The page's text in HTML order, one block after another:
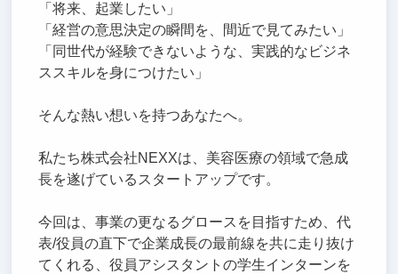
「将来、起業したい」
「経営の意思決定の瞬間を、間近で見てみたい」
「同世代が経験できないような、実践的なビジネ
ススキルを身につけたい」
そんな熱い想いを持つあなたへ。
私たち株式会社NEXXは、美容医療の領域で急成
長を遂げているスタートアップです。
今回は、事業の更なるグロースを目指すため、代
表/役員の直下で企業成長の最前線を共に走り抜け
てくれる、役員アシスタントの学生インターンを